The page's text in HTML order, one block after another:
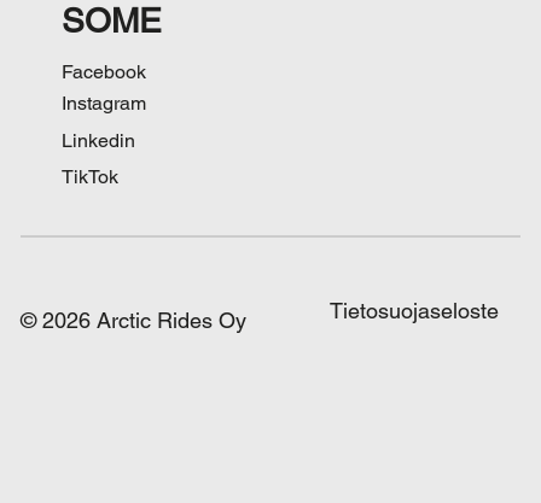
SOME
Facebook
Instagram
Linkedin
TikTok
Tietosuojaseloste
© 2026 Arctic Rides Oy